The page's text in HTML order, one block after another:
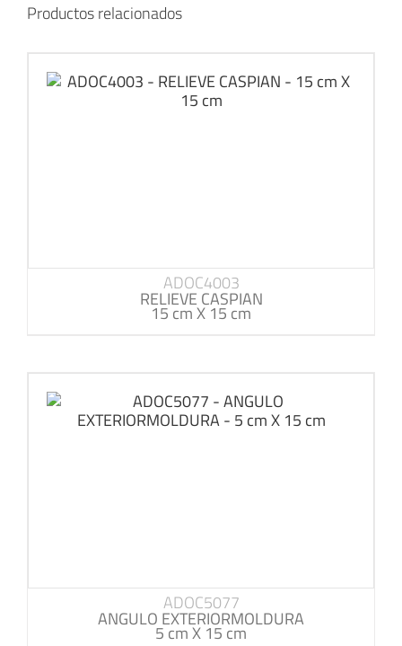
Productos relacionados
ADOC4003
RELIEVE CASPIAN
15 cm X 15 cm
ADOC5077
ANGULO EXTERIORMOLDURA
5 cm X 15 cm